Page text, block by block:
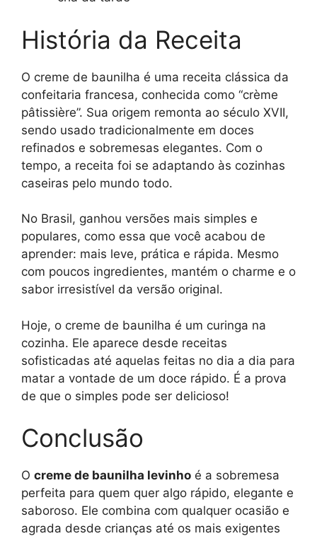
História da Receita
O creme de baunilha é uma receita clássica da
confeitaria francesa, conhecida como “crème
pâtissière”. Sua origem remonta ao século XVII,
sendo usado tradicionalmente em doces
refinados e sobremesas elegantes. Com o
tempo, a receita foi se adaptando às cozinhas
caseiras pelo mundo todo.
No Brasil, ganhou versões mais simples e
populares, como essa que você acabou de
aprender: mais leve, prática e rápida. Mesmo
com poucos ingredientes, mantém o charme e o
sabor irresistível da versão original.
Hoje, o creme de baunilha é um curinga na
cozinha. Ele aparece desde receitas
sofisticadas até aquelas feitas no dia a dia para
matar a vontade de um doce rápido. É a prova
de que o simples pode ser delicioso!
Conclusão
O creme de baunilha levinho é a sobremesa
perfeita para quem quer algo rápido, elegante e
saboroso. Ele combina com qualquer ocasião e
agrada desde crianças até os mais exigentes